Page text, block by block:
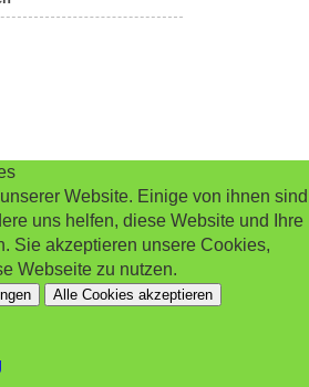
Website. Einige von ihnen sind
uns helfen, diese Website und Ihre
Sie akzeptieren unsere Cookies,
Webseite zu nutzen.
Alle Cookies akzeptieren